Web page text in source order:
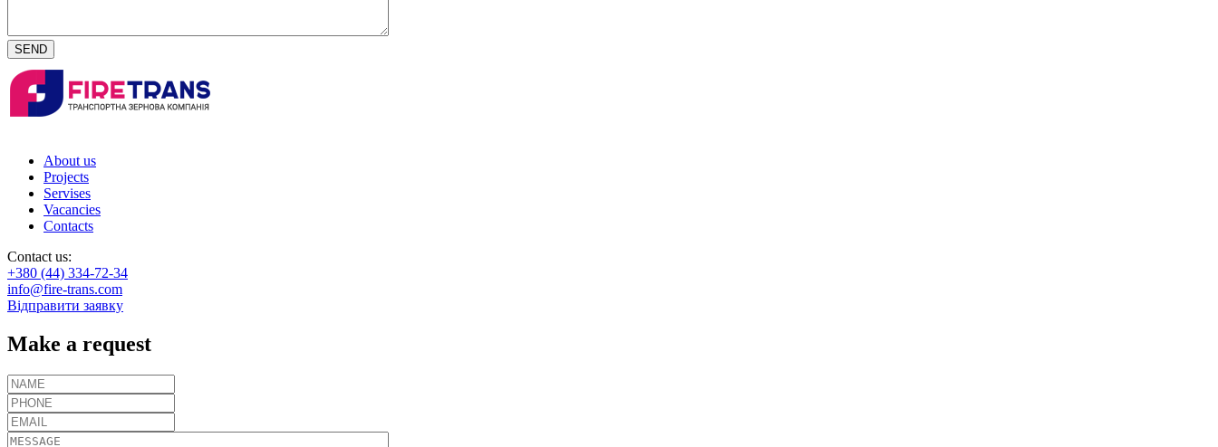
SEND
About us
Projects
Servises
Vacancies
Contacts
Contact us:
+380 (44) 334-72-34
info@fire-trans.com
Відправити заявку
Make a request